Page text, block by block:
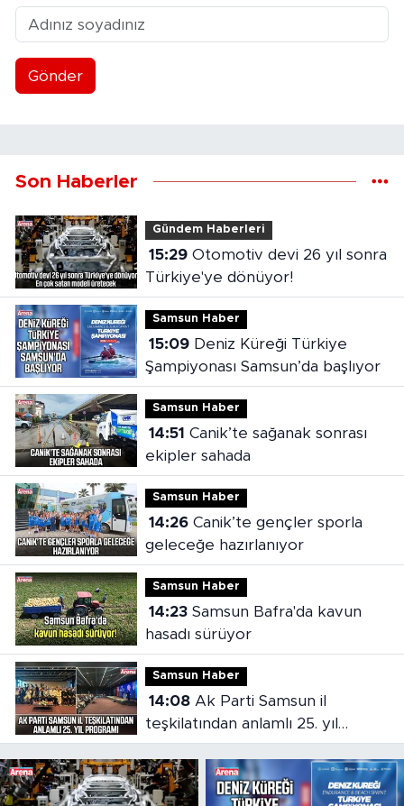
Gönder
Son Haberler
Gündem Haberleri
15:29Otomotiv devi 26 yıl sonra
Türkiye'ye dönüyor!
Samsun Haber
15:09Deniz Küreği Türkiye
Şampiyonası Samsun’da başlıyor
Samsun Haber
14:51
ekipler sahada
Samsun Haber
14:26Canik’te gençler sporla
geleceğe hazırlanıyor
Samsun Haber
14:23Samsun Bafra'da kavun
hasadı sürüyor
Samsun Haber
14:08Ak Parti Samsun il
teşkilatından anlamlı 25. yıl
programı